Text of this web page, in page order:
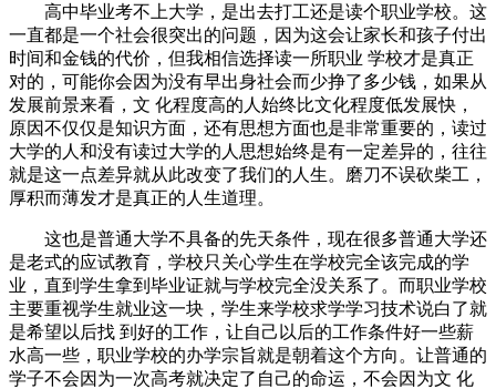
高中毕业考不上大学，是出去打工还是读个职业学校。这
一直都是一个社会很突出的问题，因为这会让家长和孩子付出
时间和金钱的代价，但我相信选择读一所职业 学校才是真正
对的，可能你会因为没有早出身社会而少挣了多少钱，如果从
发展前景来看，文 化程度高的人始终比文化程度低发展快，
原因不仅仅是知识方面，还有思想方面也是非常重要的，读过
大学的人和没有读过大学的人思想始终是有一定差异的，往往
就是这一点差异就从此改变了我们的人生。磨刀不误砍柴工，
厚积而薄发才是真正的人生道理。
这也是普通大学不具备的先天条件，现在很多普通大学还
是老式的应试教育，学校只关心学生在学校完全该完成的学
业，直到学生拿到毕业证就与学校完全没关系了。而职业学校
主要重视学生就业这一块，学生来学校求学学习技术说白了就
是希望以后找 到好的工作，让自己以后的工作条件好一些薪
水高一些，职业学校的办学宗旨就是朝着这个方向。让普通的
学子不会因为一次高考就决定了自己的命运，不会因为文 化